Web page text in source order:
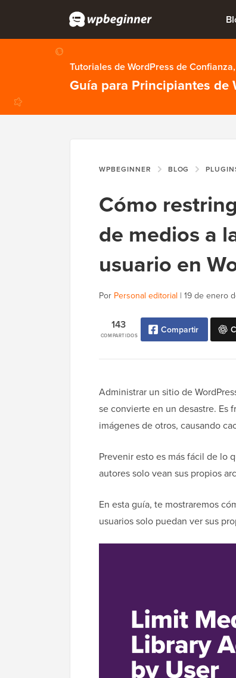
Tutoriales de WordPress de
Guía para Principiantes de
WPBEGINNER BLOG
Cómo
de medios a
usuario en
Por Personal editorial | 19 de enero
COMPARTIDOS
143 Compartir
Administrar un sitio de
se convierte en un desastre. Es
imágenes de otros, causando
Prevenir esto es más fácil de lo
autores solo vean sus propios
En esta guía, te mostraremos
usuarios solo puedan ver sus